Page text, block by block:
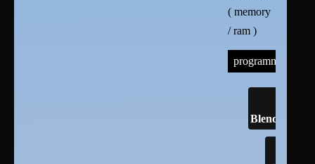
( memory
/ ram )
programmes
Blender